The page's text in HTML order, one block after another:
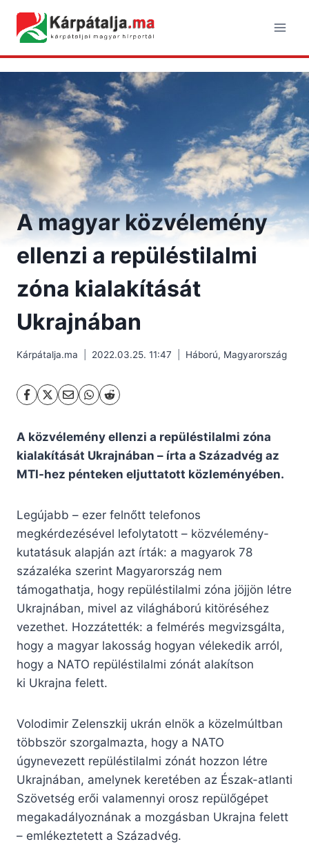
content
A magyar közvélemény
ellenzi a repüléstilalmi
zóna kialakítását
Ukrajnában
Kárpátalja.ma 2022.03.25. 11:47 Háború, Magyarország
A közvélemény ellenzi a repüléstilalmi zóna
kialakítását Ukrajnában – írta a Századvég az
MTI-hez pénteken eljuttatott közleményében.
Legújabb – ezer felnőtt telefonos
megkérdezésével lefolytatott – közvélemény-
kutatásuk alapján azt írták: a magyarok 78
százaléka szerint Magyarország nem
támogathatja, hogy repüléstilalmi zóna jöjjön létre
Ukrajnában, mivel az világháború kitöréséhez
vezethet. Hozzátették: a felmérés megvizsgálta,
hogy a magyar lakosság hogyan vélekedik arról,
hogy a NATO repüléstilalmi zónát alakítson
ki Ukrajna felett.
Volodimir Zelenszkij ukrán elnök a közelmúltban
többször szorgalmazta, hogy a NATO
úgynevezett repüléstilalmi zónát hozzon létre
Ukrajnában, amelynek keretében az Észak-atlanti
Szövetség erői valamennyi orosz repülőgépet
megakadályoznának a mozgásban Ukrajna felett
– emlékeztetett a Századvég.